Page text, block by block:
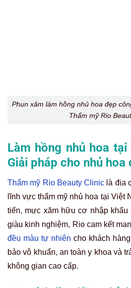
đều màu tự nhiêncho khách
bảo vô khuẩn, an toàn y khoa và
Quy trình làm hồng nhủ
Clinic
Quy trình làm hồng nhủ hoa
chuyên sâu: thăm khám, khử
phun xăm mực hữu cơ hoặc cấy
chăm sóc sau dịch vụ. Sử
Thunder, Charmant Born và máy
tác chính xác, không gây đau rát,